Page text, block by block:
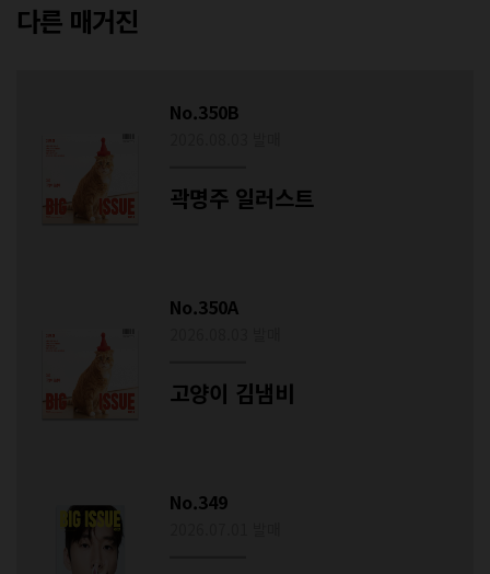
다른 매거진
No.350B
곽명주 일러스트
No.350A
고양이 김냄비
No.349